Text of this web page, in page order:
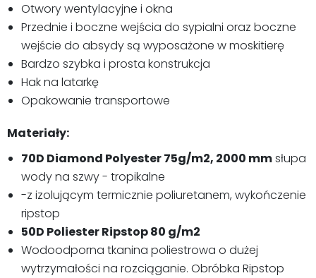
Otwory wentylacyjne i okna
Przednie i boczne wejścia do sypialni oraz boczne
wejście do absydy są wyposażone w moskitierę
Bardzo szybka i prosta konstrukcja
Hak na latarkę
Opakowanie transportowe
Materiały:
70D Diamond Polyester 75g/m2, 2000 mmsłupa
wody na szwy - tropikalne
-z izolującym termicznie poliuretanem, wykończenie
ripstop
50D Poliester Ripstop 80 g/m2
Wodoodporna tkanina poliestrowa o dużej
wytrzymałości na rozciąganie. Obróbka Ripstop